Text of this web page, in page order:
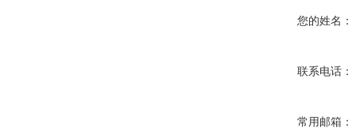
您的姓名：
联系电话：
常用邮箱：